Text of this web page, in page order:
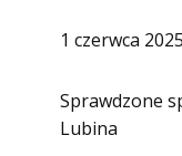
1 czerwca 2025
Sprawdzone
Lubina